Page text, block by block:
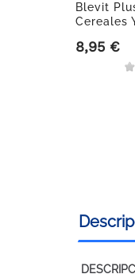
Blevit
Cereales
Precio
8,95 €